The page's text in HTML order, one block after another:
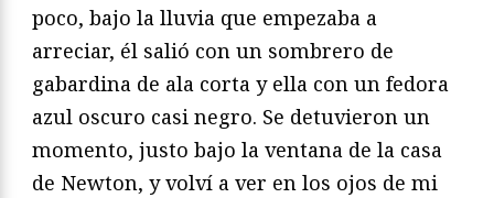
poco, bajo la lluvia que empezaba a
arreciar, él salió con un sombrero de
gabardina de ala corta y ella con un fedora
azul oscuro casi negro. Se detuvieron un
momento, justo bajo la ventana de la casa
de Newton, y volví a ver en los ojos de mi